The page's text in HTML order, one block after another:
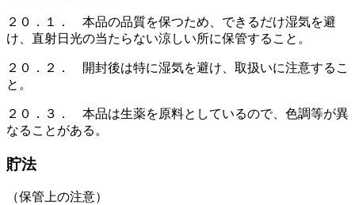
２０．１． 本品の品質を保つため、できるだけ湿気を避
け、直射日光の当たらない涼しい所に保管すること。
２０．２． 開封後は特に湿気を避け、取扱いに注意するこ
と。
２０．３． 本品は生薬を原料としているので、色調等が異
なることがある。
貯法
（保管上の注意）